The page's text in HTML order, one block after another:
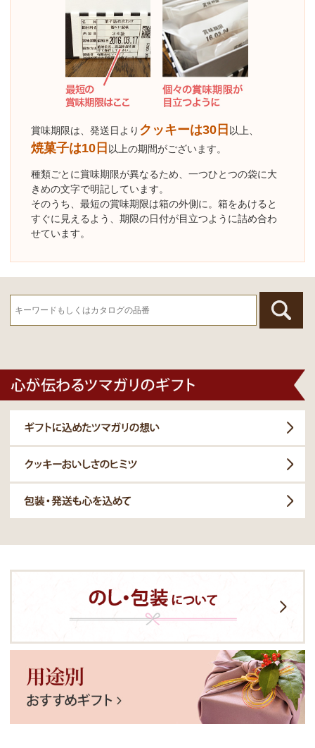
賞味期限は、発送日より クッキーは30日 以上、
焼菓子は10日 以上の期間がございます。
種類ごとに賞味期限が異なるため、一つひとつの袋に大
きめの文字で明記しています。
そのうち、最短の賞味期限は箱の外側に。箱をあけると
すぐに見えるよう、期限の日付が目立つように詰め合わ
せています。